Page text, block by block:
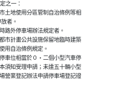
之一：
土地使用分區管制自治條例等相
放者。
路外停車場辦法規定者。
市計畫公共設施保留地臨時建築
用自治條例規定。
停車位相當於０‧二個小型汽車停
須知受理申請；未達五十輛小型
營業登記辦法申請停車場登記證